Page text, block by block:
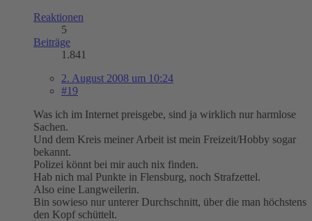
Reaktionen
5
Beiträge
1.841
2. August 2008 um 10:24
#19
Was ich im Internet preisgebe, sind ja wirklich nur harmlose
Sachen.
Und dem Kreis meiner Arbeit ist mein Freizeit/Hobby sogar
bekannt.
Polizei könnt bei mir auch nix finden.
Hab nich mal Punkte in Flensburg, noch Strafzettel.
Also eine Langweilerin.
Bin sowieso nur unterer Durchschnitt, über die man höchstens
den Kopf schüttelt.